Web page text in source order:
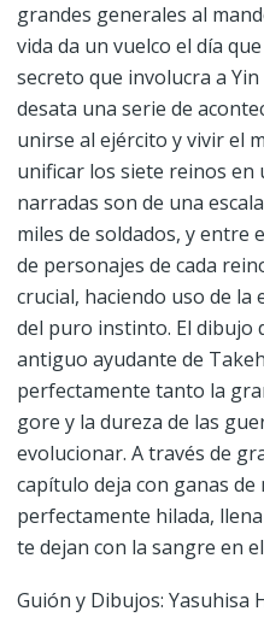
grandes generales al
vida da un vuelco el día
secreto que involucra a Yin
desata una serie de
unirse al ejército y vivir el
unificar los siete reinos en
narradas son de una
miles de soldados, y entre
de personajes de cada
crucial, haciendo uso de la
del puro instinto. El dibujo
antiguo ayudante de
perfectamente tanto la
gore y la dureza de las
evolucionar. A través de
capítulo deja con ganas
perfectamente hilada,
te dejan con la sangre en
Guión y Dibujos: Yasuhisa